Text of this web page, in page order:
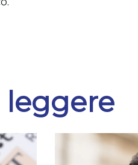
leggere